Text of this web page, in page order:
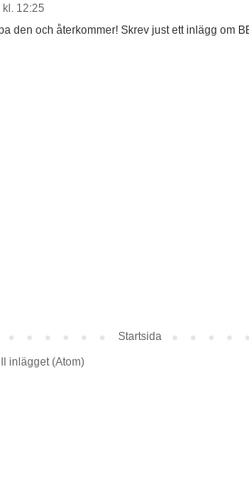
12:25
den och återkommer! Skrev just ett inlägg om
Startsida
inlägget (Atom)